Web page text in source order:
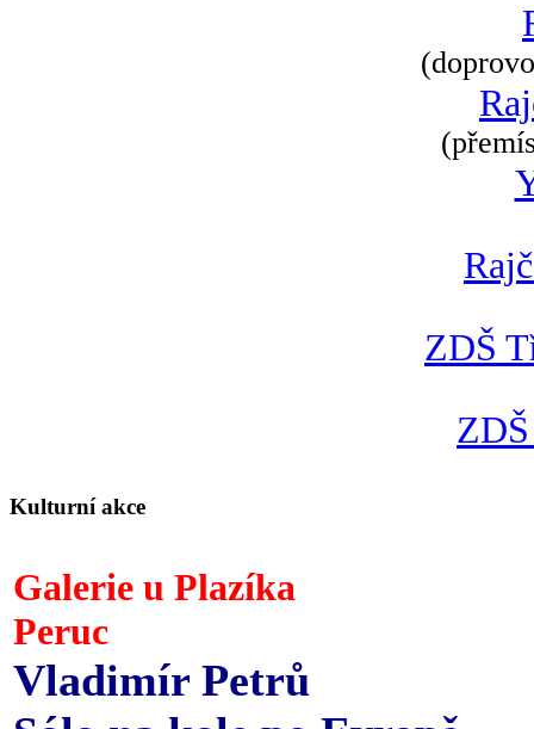
ZDŠ
Kulturní akce
Galerie u Plazíka
Peruc
Vladimír Petrů